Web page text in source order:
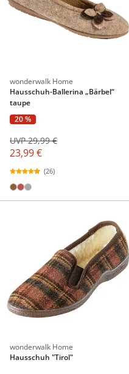
wonderwalk Home
Hausschuh-Ballerina „Bärbel“
taupe
20 %
23,99 €
UVP 29,99 €
(26)
wonderwalk Home
Hausschuh "Tirol"